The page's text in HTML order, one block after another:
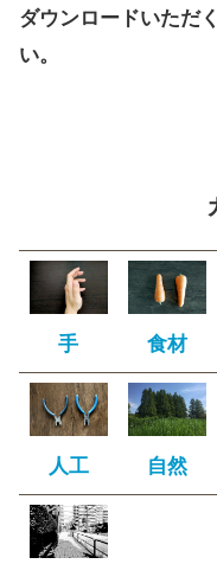
ダウンロードいただ
い。
手 食材
人工 自然